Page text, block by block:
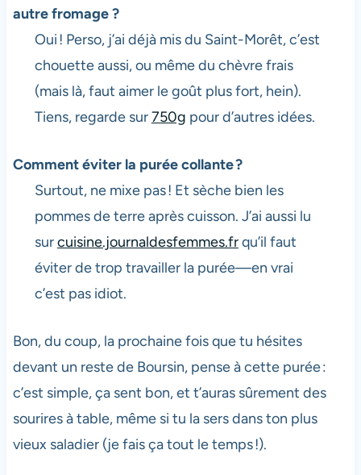
autre fromage ?
Oui ! Perso, j’ai déjà mis du Saint-Morêt, c’est
chouette aussi, ou même du chèvre frais
(mais là, faut aimer le goût plus fort, hein).
Tiens, regarde sur750g pour d’autres idées.
Comment éviter la purée collante ?
Surtout, ne mixe pas ! Et sèche bien les
pommes de terre après cuisson. J’ai aussi lu
surcuisine.journaldesfemmes.frqu’il faut
éviter de trop travailler la purée—en vrai
c’est pas idiot.
Bon, du coup, la prochaine fois que tu hésites
devant un reste de Boursin, pense à cette purée :
c’est simple, ça sent bon, et t’auras sûrement des
sourires à table, même si tu la sers dans ton plus
vieux saladier (je fais ça tout le temps !).